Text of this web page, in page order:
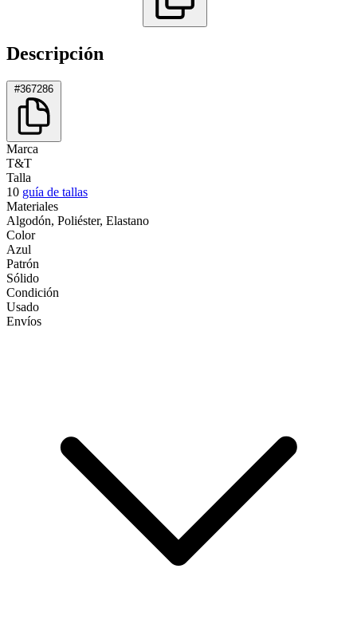
Descripción
#367286
Marca
T&T
Talla
10 guía de tallas
Materiales
Algodón, Poliéster, Elastano
Color
Azul
Patrón
Sólido
Condición
Usado
Envíos